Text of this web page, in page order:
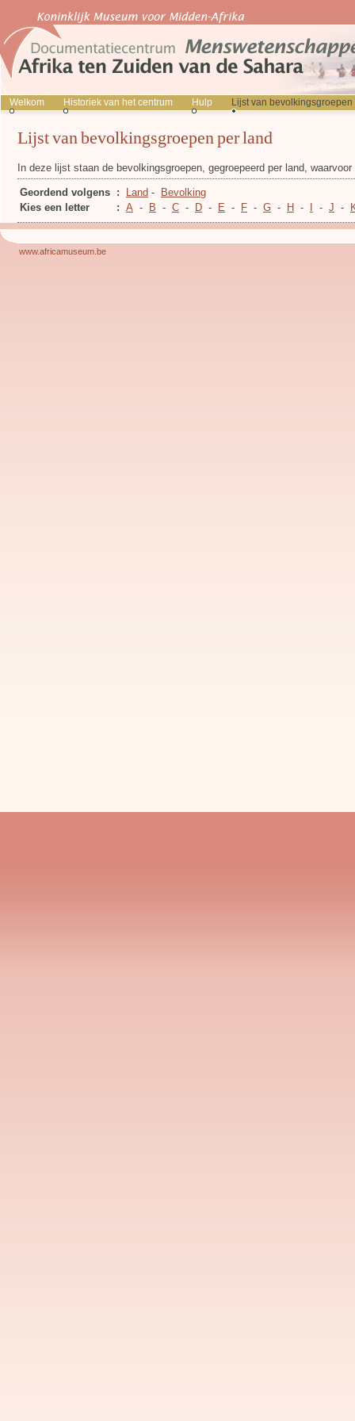
Welkom Historiek van het centrum Hulp Lijst van bevolkingsgroepen
Lijst van bevolkingsgroepen per land
In deze lijst staan de bevolkingsgroepen, gegroepeerd per land,
Geordend volgens : Land -
Bevolking
Kies een letter
: A - B - C - D - E - F - G - H - - J -
www.africamuseum.be